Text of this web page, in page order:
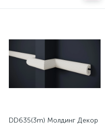
DD635(3m) Молдинг Декор